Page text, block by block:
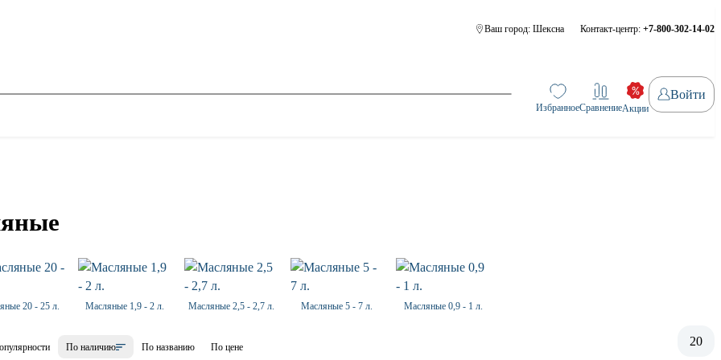
Ваш город: Шексна Контакт-центр: +7-800-302-14-02
ИзбранноеСравнениеАкции
Войти
20 - 25 л. Масляные 1,9 - 2 л. Масляные 2,5 - 2,7 л. Масляные 5 - 7 л. Масляные 0,9 - 1 л.
По наличию По названию По цене 20